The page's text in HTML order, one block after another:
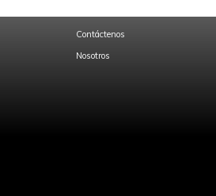
Contáctenos
Nosotros